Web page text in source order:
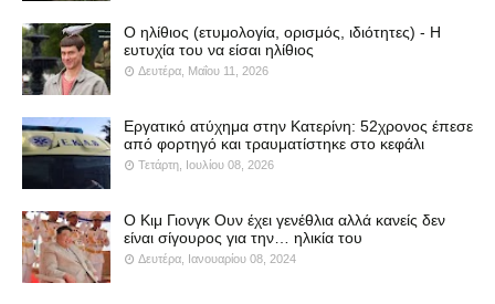
Ο ηλίθιος (ετυμολογία, ορισμός, ιδιότητες) - Η
ευτυχία του να είσαι ηλίθιος
Δευτέρα, Μαΐου 11, 2026
Εργατικό ατύχημα στην Κατερίνη: 52χρονος έπεσε
από φορτηγό και τραυματίστηκε στο κεφάλι
Τετάρτη, Ιουλίου 08, 2026
Ο Κιμ Γιονγκ Ουν έχει γενέθλια αλλά κανείς δεν
είναι σίγουρος για την… ηλικία του
Δευτέρα, Ιανουαρίου 08, 2024